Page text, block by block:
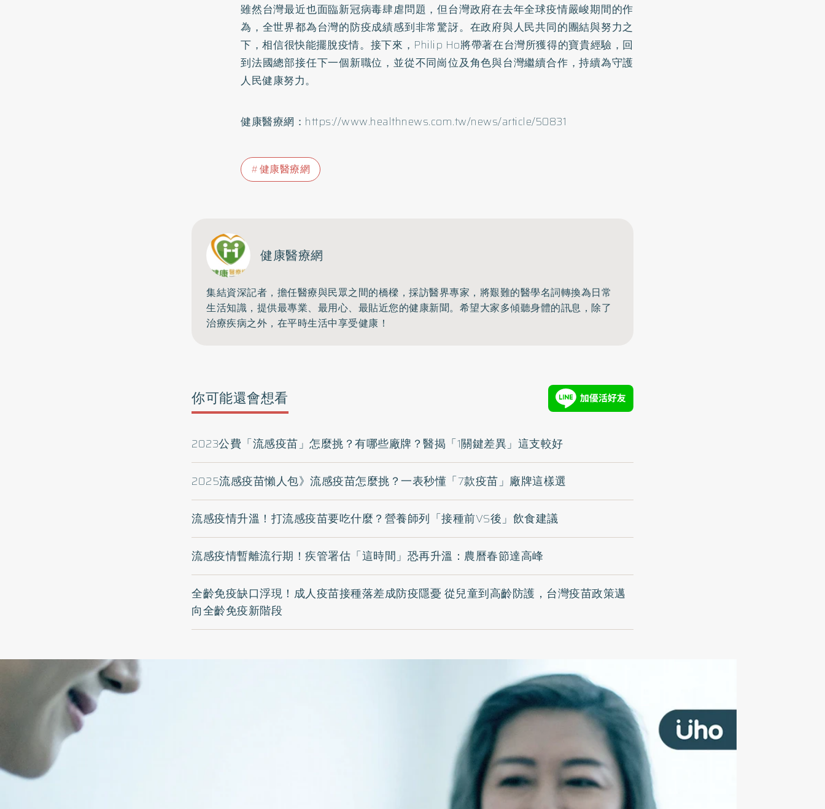
雖然台灣最近也面臨新冠病毒肆虐問題，但台灣政府在去年全球疫情嚴峻期間的作
為，全世界都為台灣的防疫成績感到非常驚訝。在政府與人民共同的團結與努力之
下，相信很快能擺脫疫情。接下來，Philip Ho將帶著在台灣所獲得的寶貴經驗，回
到法國總部接任下一個新職位，並從不同崗位及角色與台灣繼續合作，持續為守護
人民健康努力。
健康醫療網：https://www.healthnews.com.tw/news/article/50831
健康醫療網
健康醫療網
集結資深記者，擔任醫療與民眾之間的橋樑，採訪醫界專家，將艱難的醫學名詞轉換為日常
生活知識，提供最專業、最用心、最貼近您的健康新聞。希望大家多傾聽身體的訊息，除了
治療疾病之外，在平時生活中享受健康！
你可能還會想看
2023公費「流感疫苗」怎麼挑？有哪些廠牌？醫揭「1關鍵差異」這支較好
2025流感疫苗懶人包》流感疫苗怎麼挑？一表秒懂「7款疫苗」廠牌這樣選
流感疫情升溫！打流感疫苗要吃什麼？營養師列「接種前VS後」飲食建議
流感疫情暫離流行期！疾管署估「這時間」恐再升溫：農曆春節達高峰
全齡免疫缺口浮現！成人疫苗接種落差成防疫隱憂 從兒童到高齡防護，台灣疫苗政策邁
向全齡免疫新階段